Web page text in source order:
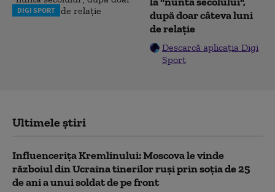
DIGI SPORT
după doar câteva luni
de relație
Descarcă aplicația Digi
Sport
Ultimele știri
Influencerița Kremlinului: Moscova le vinde
războiul din Ucraina tinerilor ruși prin soția de 25
de ani a unui soldat de pe front